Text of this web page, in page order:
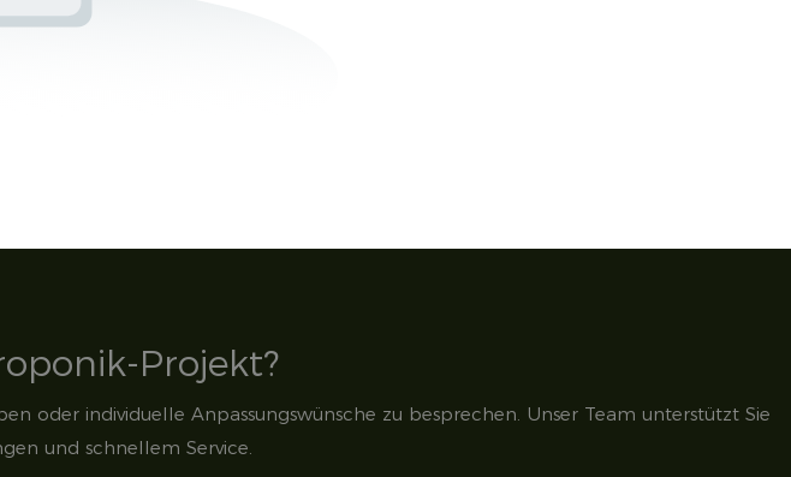
Projekt?
oder individuelle Anpassungswünsche zu besprechen. Unser Team unterstützt Sie
und schnellem Service.